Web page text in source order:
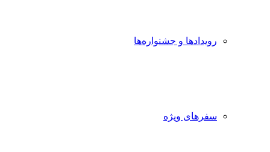
رویدادها و جشنواره‌ها
سفرهای ویژه